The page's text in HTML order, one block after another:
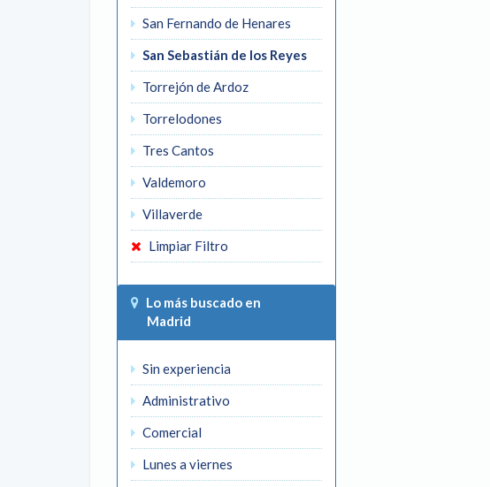
San Fernando de Henares
San Sebastián de los Reyes
Torrejón de Ardoz
Torrelodones
Tres Cantos
Valdemoro
Villaverde
Limpiar Filtro
Lo más buscado en
Madrid
Sin experiencia
Administrativo
Comercial
Lunes a viernes